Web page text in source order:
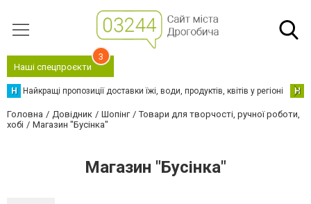
Наші спецпроєкти
3
Н Найкращі пропозиції доставки їжі, води, продуктів, квітів у регіоні Н
Головна Довідник Шопінг
Товари для творчості, ручної роботи,
хобі
Магазин "Бусінка"
Магазин "Бусінка"